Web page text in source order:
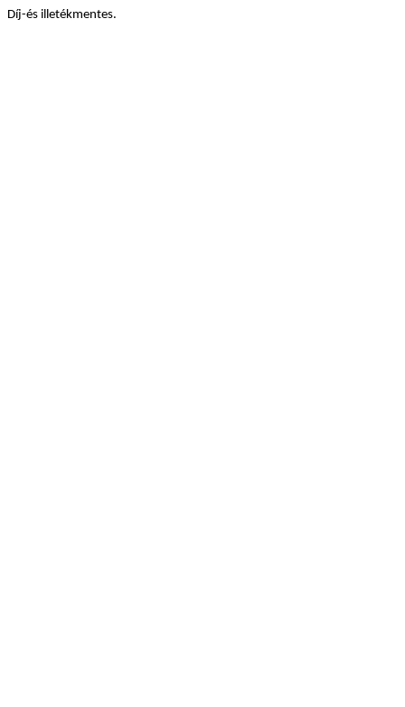
Díj-és illetékmentes.